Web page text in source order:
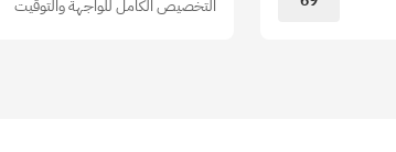
التخصيص الكامل للواجهة والتوقيت